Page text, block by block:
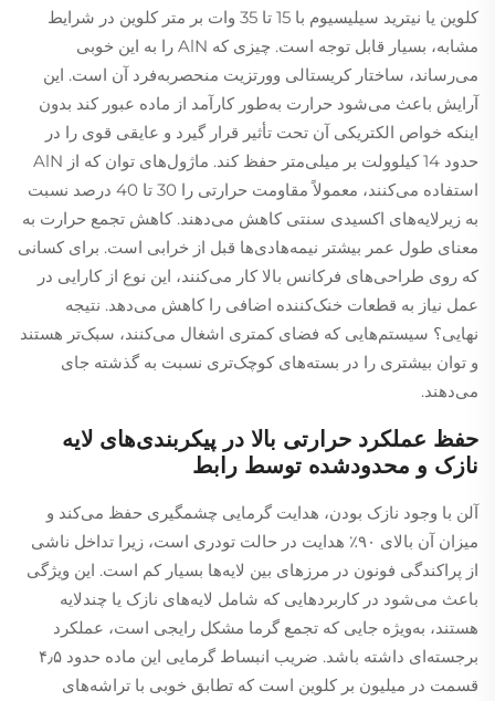
کلوین یا نیترید سیلیسیوم با 15 تا 35 وات بر متر کلوین در شرایط
مشابه، بسیار قابل توجه است. چیزی که AlN را به این خوبی
می‌رساند، ساختار کریستالی وورتزیت منحصربه‌فرد آن است. این
آرایش باعث می‌شود حرارت به‌طور کارآمد از ماده عبور کند بدون
اینکه خواص الکتریکی آن تحت تأثیر قرار گیرد و عایقی قوی را در
حدود 14 کیلوولت بر میلی‌متر حفظ کند. ماژول‌های توان که از AlN
استفاده می‌کنند، معمولاً مقاومت حرارتی را 30 تا 40 درصد نسبت
به زیرلایه‌های اکسیدی سنتی کاهش می‌دهند. کاهش تجمع حرارت به
معنای طول عمر بیشتر نیمه‌هادی‌ها قبل از خرابی است. برای کسانی
که روی طراحی‌های فرکانس بالا کار می‌کنند، این نوع از کارایی در
عمل نیاز به قطعات خنک‌کننده اضافی را کاهش می‌دهد. نتیجه
نهایی؟ سیستم‌هایی که فضای کمتری اشغال می‌کنند، سبک‌تر هستند
و توان بیشتری را در بسته‌های کوچک‌تری نسبت به گذشته جای
می‌دهند.
حفظ عملکرد حرارتی بالا در پیکربندی‌های لایه
نازک و محدودشده توسط رابط
آلن با وجود نازک بودن، هدایت گرمایی چشمگیری حفظ می‌کند و
میزان آن بالای ۹۰٪ هدایت در حالت تودری است، زیرا تداخل ناشی
از پراکندگی فونون در مرزهای بین لایه‌ها بسیار کم است. این ویژگی
باعث می‌شود در کاربردهایی که شامل لایه‌های نازک یا چندلایه
هستند، به‌ویژه جایی که تجمع گرما مشکل رایجی است، عملکرد
برجسته‌ای داشته باشد. ضریب انبساط گرمایی این ماده حدود ۴٫۵
قسمت در میلیون بر کلوین است که تطابق خوبی با تراشه‌های